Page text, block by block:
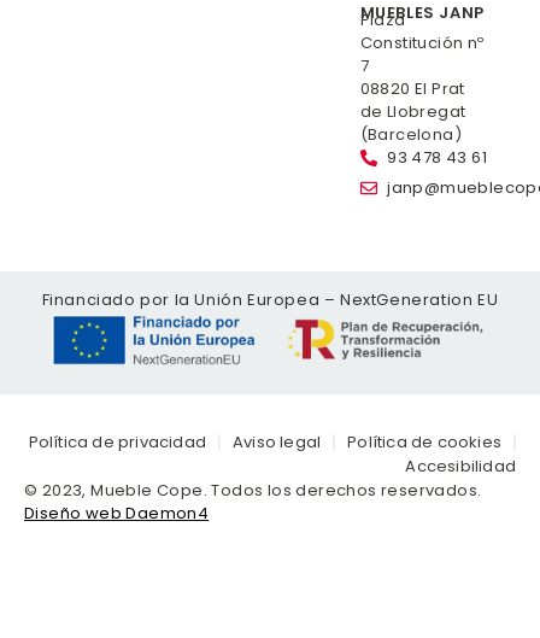
MUEBLES JANP
Plaza
Constitución nº
7
08820 El Prat
de Llobregat
(Barcelona)
93 478 43 61
Financiado por la Unión Europea – NextGeneration EU
© 2023, Mueble Cope. Todos los derechos reservados.
Diseño web Daemon4
Política de privacidad Aviso legal
Política de cookies
Accesibilidad